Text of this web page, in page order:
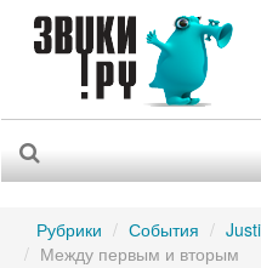
Рубрики События
Между первым и вторым